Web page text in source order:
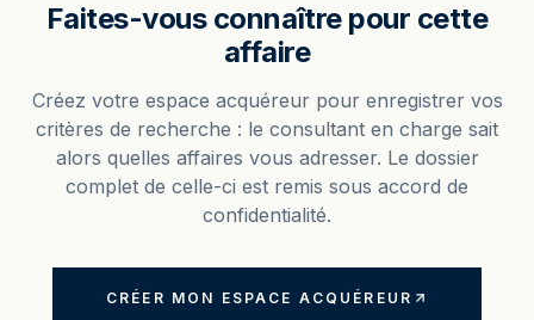
Faites-vous connaître pour cette
affaire
Créez votre espace acquéreur pour enregistrer vos
critères de recherche : le consultant en charge sait
alors quelles affaires vous adresser. Le dossier
complet de celle-ci est remis sous accord de
confidentialité.
CRÉER MON ESPACE ACQUÉREUR